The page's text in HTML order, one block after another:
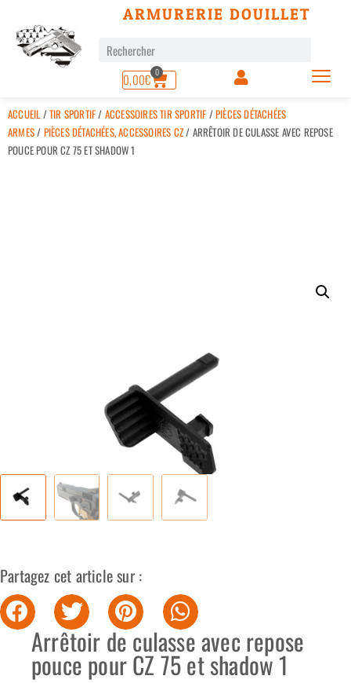
ARMURERIE DOUILLET
0,00€ 0
ACCUEIL /TIR SPORTIF/ ACCESSOIRES TIR SPORTIF /PIÈCES DÉTACHÉES
ARMES/ PIÈCES DÉTACHÉES, ACCESSOIRES CZ/ ARRÊTOIR DE CULASSE AVEC REPOSE
POUCE POUR CZ 75 ET SHADOW 1
Partagez cet article sur :
Arrêtoir de culasse avec repose
pouce pour CZ 75 et shadow 1